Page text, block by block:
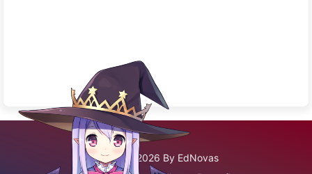
©2020 - 2026 By EdNovas